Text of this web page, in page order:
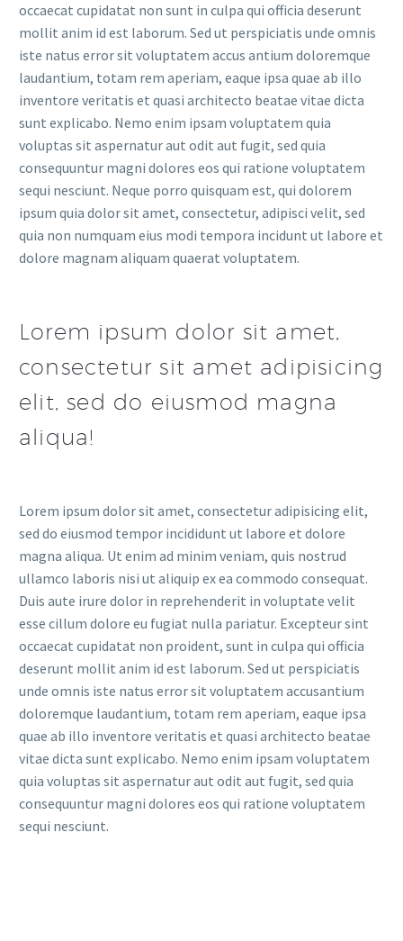
occaecat cupidatat non sunt in culpa qui officia deserunt
mollit anim id est laborum. Sed ut perspiciatis unde omnis
iste natus error sit voluptatem accus antium doloremque
laudantium, totam rem aperiam, eaque ipsa quae ab illo
inventore veritatis et quasi architecto beatae vitae dicta
sunt explicabo. Nemo enim ipsam voluptatem quia
voluptas sit aspernatur aut odit aut fugit, sed quia
consequuntur magni dolores eos qui ratione voluptatem
sequi nesciunt. Neque porro quisquam est, qui dolorem
ipsum quia dolor sit amet, consectetur, adipisci velit, sed
quia non numquam eius modi tempora incidunt ut labore et
dolore magnam aliquam quaerat voluptatem.
Lorem ipsum dolor sit amet,
consectetur sit amet adipisicing
elit, sed do eiusmod magna
aliqua!
Lorem ipsum dolor sit amet, consectetur adipisicing elit,
sed do eiusmod tempor incididunt ut labore et dolore
magna aliqua. Ut enim ad minim veniam, quis nostrud
ullamco laboris nisi ut aliquip ex ea commodo consequat.
Duis aute irure dolor in reprehenderit in voluptate velit
esse cillum dolore eu fugiat nulla pariatur. Excepteur sint
occaecat cupidatat non proident, sunt in culpa qui officia
deserunt mollit anim id est laborum. Sed ut perspiciatis
unde omnis iste natus error sit voluptatem accusantium
doloremque laudantium, totam rem aperiam, eaque ipsa
quae ab illo inventore veritatis et quasi architecto beatae
vitae dicta sunt explicabo. Nemo enim ipsam voluptatem
quia voluptas sit aspernatur aut odit aut fugit, sed quia
consequuntur magni dolores eos qui ratione voluptatem
sequi nesciunt.